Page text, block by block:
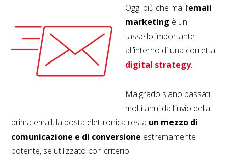
Oggi più che mai l’email
marketing è un
tassello importante
all’interno di una corretta
digital strategy.
Malgrado siano passati
molti anni dall’invio della
prima email, la posta elettronica resta un mezzo di
comunicazione e di conversione estremamente
potente, se utilizzato con criterio.